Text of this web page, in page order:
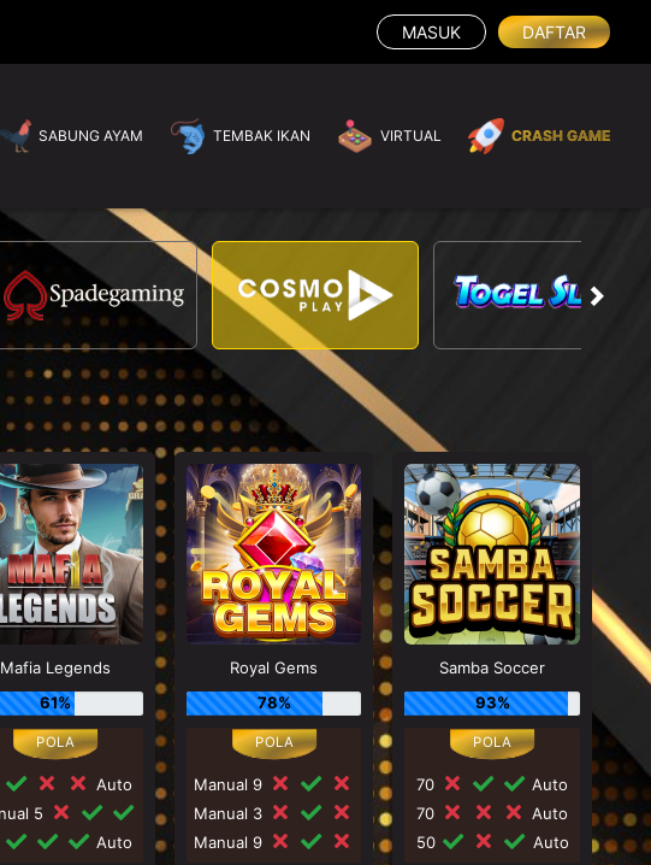
MASUK DAFTAR
SABUNG AYAM TEMBAK IKAN VIRTUAL CRASH GAME
Mafia Legends
61%
Auto
5
Auto
Royal Gems
78%
Manual 9
Manual 3
Manual 9
Samba Soccer
93%
70
Auto
70
Auto
50
Auto